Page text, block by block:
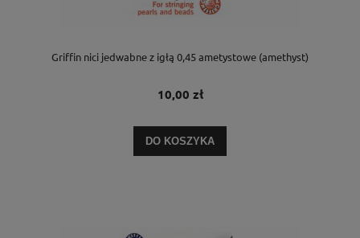
Griffin nici jedwabne z igłą 0,45 ametystowe (amethyst)
10,00 zł
DO KOSZYKA